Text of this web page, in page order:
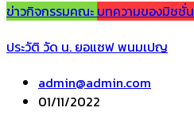
ข่าวกิจกรรมคณะ บทความของมิชชั่น
ประวัติ วัด น. ยอแซฟ พนมเปญ
admin@admin.com
01/11/2022